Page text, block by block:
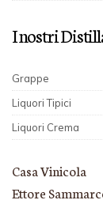
I nostri
Grappe
Liquori Tipici
Liquori Crema
Casa Vinicola
Ettore